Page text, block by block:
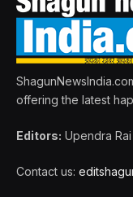
offering the latest
Editors: Upendra
Contact us: